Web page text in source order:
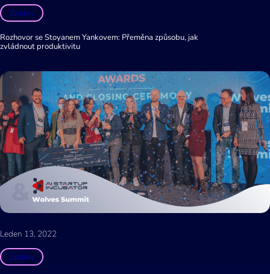
Zprávy
Rozhovor se Stoyanem Yankovem: Přeměna způsobu, jak
zvládnout produktivitu
Leden 13, 2022
Zprávy